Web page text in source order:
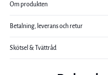
Om produkten
Betalning, leverans och retur
Skötsel & Tvättråd